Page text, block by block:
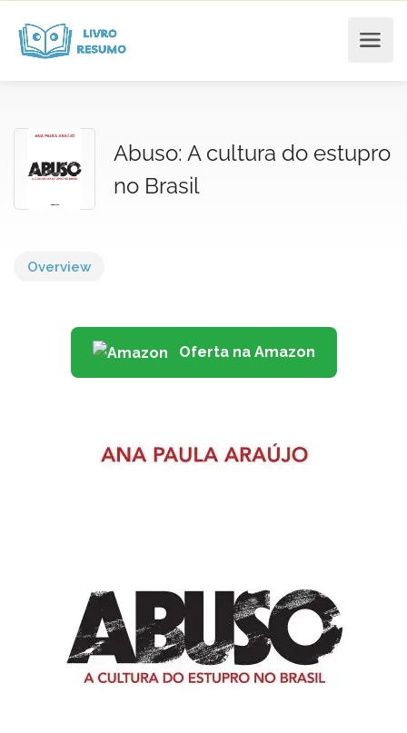
Abuso: A cultura do estupro
no Brasil
Overview
Oferta na Amazon